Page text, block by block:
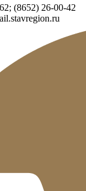
(8652) 26-00-42